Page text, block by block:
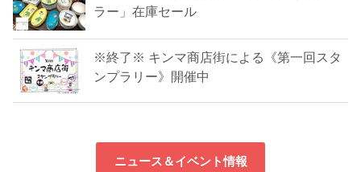
ラー」在庫セール
※終了※ キンマ商店街による《第一回スタ
ンプラリー》開催中
ニュース＆イベント情報